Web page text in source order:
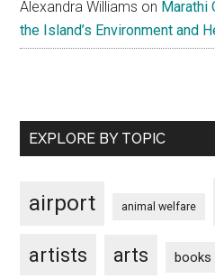
Alexandra Williams on Marathi
the Island’s Environment and
EXPLORE BY TOPIC
airport animal welfare
artists arts books